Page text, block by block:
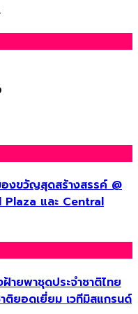
งขวัญสุดสร้างสรรค์ @
และ Central
ายพาชุดประจำชาติไทย
ติยอดเยี่ยม เวทีมิสแกรนด์